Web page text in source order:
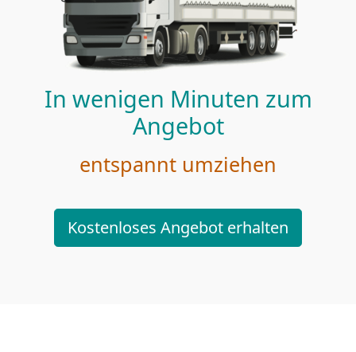
In wenigen Minuten zum
Angebot
entspannt umziehen
Kostenloses Angebot erhalten